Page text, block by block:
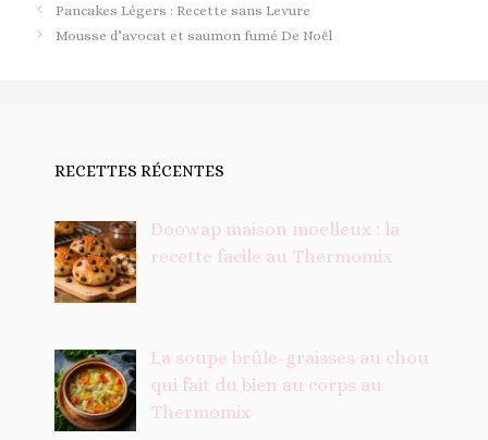
Pancakes Légers : Recette sans Levure
Mousse d’avocat et saumon fumé De Noël
RECETTES RÉCENTES
Doowap maison moelleux : la
recette facile au Thermomix
La soupe brûle-graisses au chou
qui fait du bien au corps au
Thermomix